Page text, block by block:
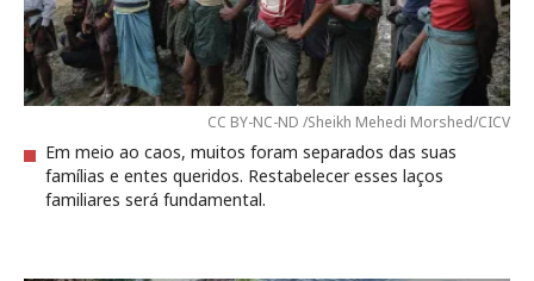
CC BY-NC-ND /Sheikh Mehedi Morshed/CICV
Em meio ao caos, muitos foram separados das suas
famílias e entes queridos. Restabelecer esses laços
familiares será fundamental.